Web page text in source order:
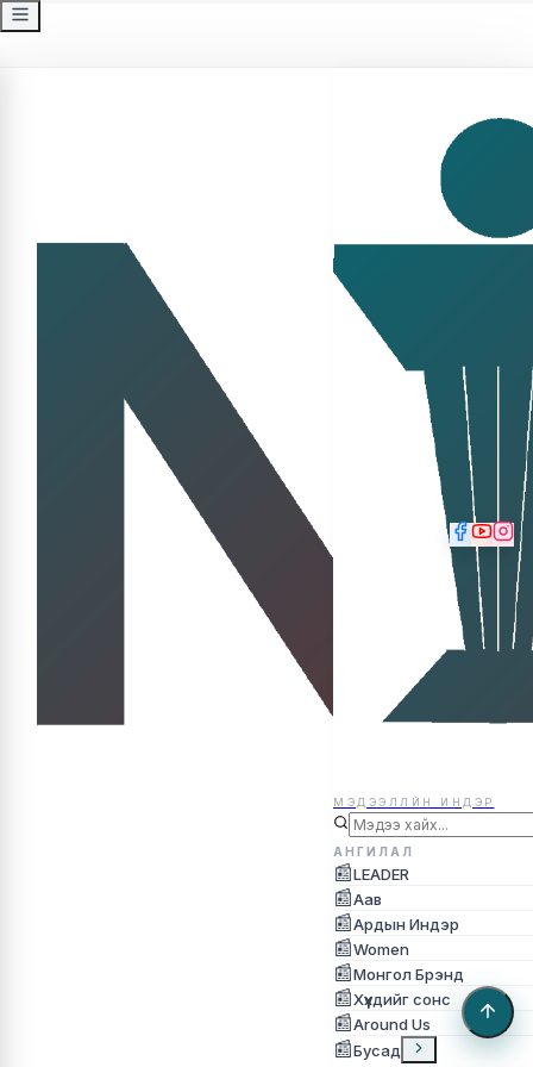
МЭДЭЭЛЛЙН ИНДЭР
АНГИЛАЛ
📰LEADER
📰Аав
📰Ардын Индэр
📰Women
📰Монгол Брэнд
📰Хүүхдийг сонс
📰Around Us
📰Бусад